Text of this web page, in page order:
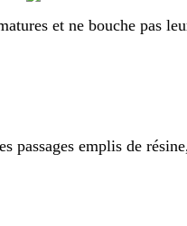
et ne bouche pas
passages emplis de